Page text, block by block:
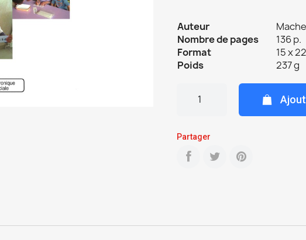
Auteur
Nombre de pages
136 p.
Format
15 x
Poids
237 g
Partager